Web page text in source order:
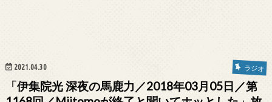
2021.04.30 ラジオ
「伊集院光 深夜の馬鹿力／2018年03月05日／第